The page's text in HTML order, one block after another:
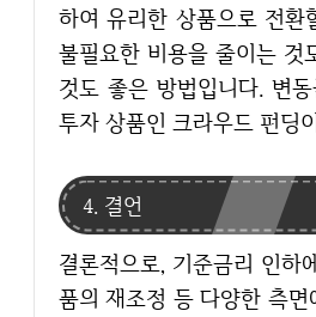
하여 유리한 상품으로 전환
불필요한 비용을 줄이는 것
것도 좋은 방법입니다. 변
투자 상품인 크라우드 펀딩
4. 결언
결론적으로, 기준금리 인하에 따른 개인의 재테크 전략은 대출 활용, 투자 다각화, 저축의 재고, 금융 상
품의 재조정 등 다양한 측